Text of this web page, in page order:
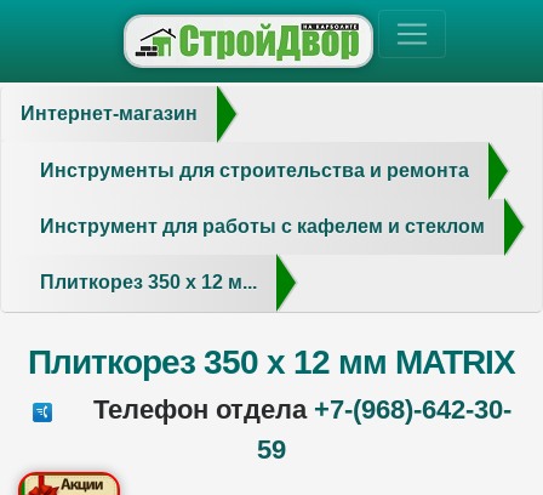
Интернет-магазин
Инструменты для строительства и ремонта
Инструмент для работы с кафелем и стеклом
Плиткорез 350 х 12 м...
Плиткорез 350 х 12 мм MATRIX
Телефон отдела +7-(968)-642-30-
59